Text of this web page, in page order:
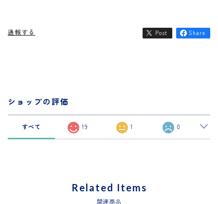
通報する Post Share
ショップの評価
すべて 19 1 0
Related Items
関連商品